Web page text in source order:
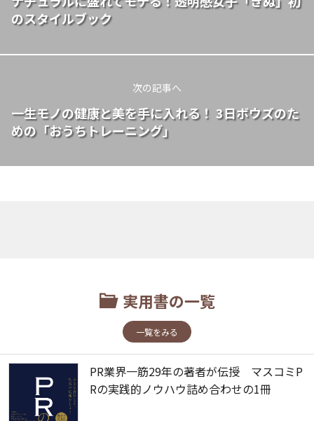
のスタイルブック
次の記事へ
一生モノの健康と美を手に入れる！ 3日ボウズのた
めの「おうちトレーニング」
実用書の一覧
一覧をみる
PR業界一筋29年の著者が伝授 マスコミP
Rの実践的ノウハウ詰め合わせの1冊